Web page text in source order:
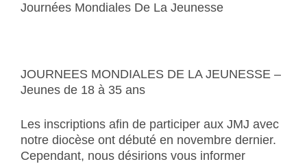
Journées Mondiales De La Jeunesse
JOURNEES MONDIALES DE LA JEUNESSE –
Jeunes de 18 à 35 ans
Les inscriptions afin de participer aux JMJ avec
notre diocèse ont débuté en novembre dernier.
Cependant, nous désirions vous informer